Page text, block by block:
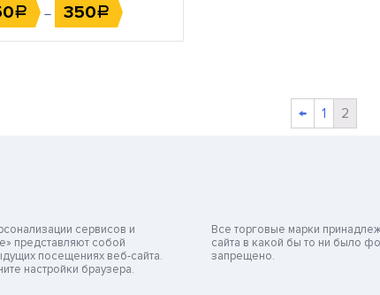
Р – 350Р
← 1 2
сервисов и
представляют собой
посещениях веб-сайта.
настройки браузера.
Все торговые марки
сайта в какой бы то ни было
запрещено.